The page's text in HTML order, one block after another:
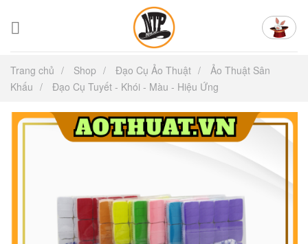
đến
Trang chủ Shop Đạo Cụ Ảo Thuật
Ảo Thuật Sân
Khấu
Đạo Cụ Tuyết - Khói - Màu - Hiệu Ứng